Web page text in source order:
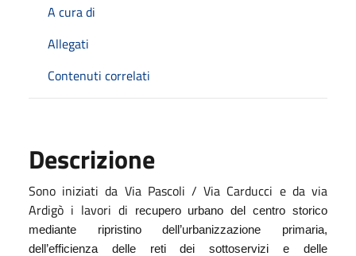
A cura di
Allegati
Contenuti correlati
Descrizione
Sono iniziati da Via Pascoli / Via Carducci e da via
Ardigò i lavori di
recupero urbano del centro storico
mediante ripristino dell’urbanizzazione primaria,
dell’efficienza delle reti dei sottoservizi e delle